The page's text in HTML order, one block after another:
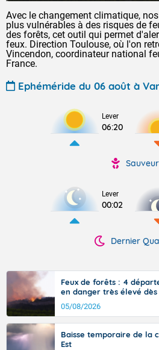
Avec le changement climatique,
plus vulnérables à des risques de
des forêts, cet outil qui permet
feux. Direction Toulouse, où l'on
Vincendon, coordinateur national
France.
Ephéméride du 06 août à
Lever
06:20
Sauveur
Lever
00:02
Dernier
Feux de forêts : 4
en danger très élevé
05/08/2026
Baisse temporaire de la
Est